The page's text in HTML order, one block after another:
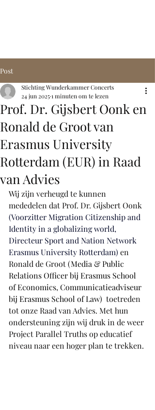
Post
Prof. Dr. Gijsbert Oonk en
Ronald de Groot van
Erasmus University
Rotterdam (EUR) in Raad
van Advies
Stichting Wunderkammer Concerts
24 jun 20251 minuten om te lezen
Wij zijn verheugd te kunnen
mededelen dat Prof. Dr. Gijsbert Oonk
(Voorzitter Migration Citizenship and
Identity in a globalizing world,
Directeur Sport and Nation Network
Erasmus University Rotterdam) en
Ronald de Groot (Media & Public
Relations Officer bij Erasmus School
of Economics, Communicatieadviseur
bij Erasmus School of Law) toetreden
tot onze Raad van Advies. Met hun
ondersteuning zijn wij druk in de weer
Project Parallel Truths op educatief
niveau naar een hoger plan te trekken.